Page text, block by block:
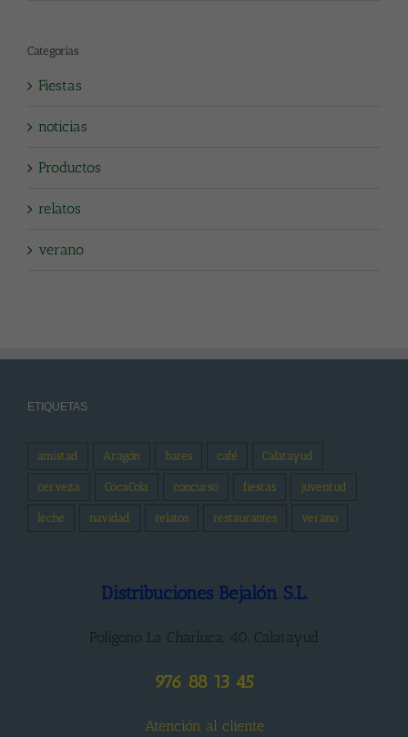
Categorías
Fiestas
noticias
Productos
relatos
verano
ETIQUETAS
amistad Aragón bares café Calatayud
cerveza CocaCola concurso fiestas juventud
leche navidad relatos restaurantes verano
Distribuciones Bejalón S.L.
Polígono La Charluca, 40. Calatayud
976 88 13 45
Atención al cliente